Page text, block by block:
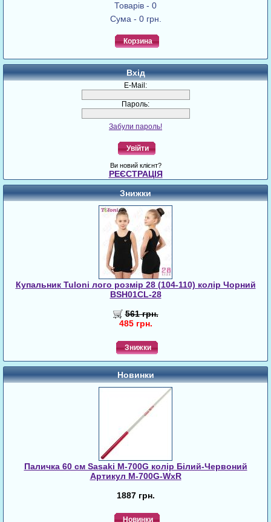
Товарів - 0
Сума - 0 грн.
Корзина
Вхід
E-Mail:
Пароль:
Забули пароль!
Увійти
Ви новий клієнт?
РЕЄСТРАЦІЯ
Знижки
Купальник Tuloni лого розмір 28 (104-110) колір Чорний
BSH01CL-28
561 грн.
485 грн.
Знижки
Новинки
Паличка 60 см Sasaki M-700G колір Білий-Червоний
Артикул M-700G-WxR
1887 грн.
Новинки